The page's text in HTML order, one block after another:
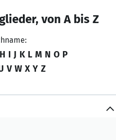
von A bis Z
H I J K L M N O P
V W X Y Z